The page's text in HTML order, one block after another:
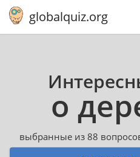
globalquiz.org
о
выбранные из 88